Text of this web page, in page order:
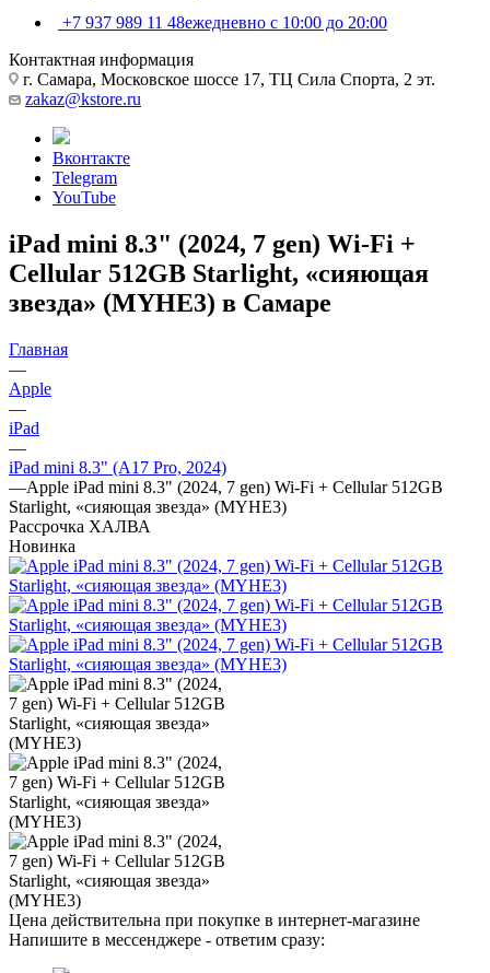
+7 937 989 11 48ежедневно с 10:00 до 20:00
Контактная информация
г. Самара, Московское шоссе 17, ТЦ Сила Спорта, 2 эт.
zakaz@kstore.ru
Вконтакте
Telegram
YouTube
iPad mini 8.3" (2024, 7 gen) Wi-Fi +
Cellular 512GB Starlight, «сияющая
звезда» (MYHE3) в Самаре
Главная
—
Apple
—
iPad
—
iPad mini 8.3" (A17 Pro, 2024)
—Apple iPad mini 8.3" (2024, 7 gen) Wi-Fi + Cellular 512GB
Starlight, «сияющая звезда» (MYHE3)
Рассрочка ХАЛВА
Новинка
Цена действительна при покупке в интернет-магазине
Напишите в мессенджере - ответим сразу: